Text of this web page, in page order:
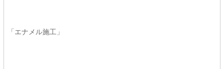
「エナメル施工」